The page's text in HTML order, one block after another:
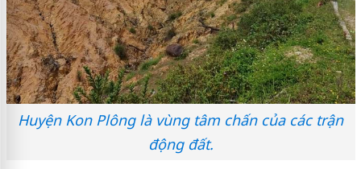
Huyện Kon Plông là vùng tâm chấn của các trận
động đất.